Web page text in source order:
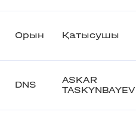
Орын Қатысушы
DNS
ASKAR
TASKYNBAYEV